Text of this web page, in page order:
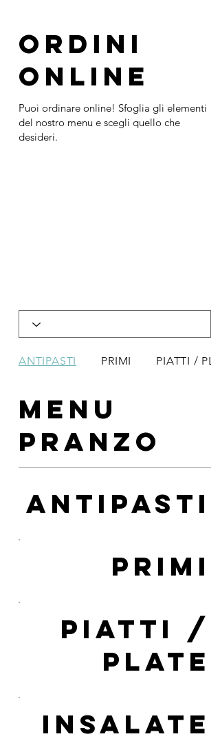
Ordini
online
Puoi ordinare online! Sfoglia gli elementi
del nostro menu e scegli quello che
desideri.
Menu
Pranzo
ANTIPASTI
PRIMI
PIATTI /
PLATE
INSALATE
ANTIPASTI PRIMI PIATTI /